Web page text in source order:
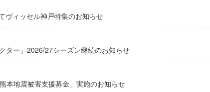
ヴィッセル神戸特集のお知らせ
ター」2026/27シーズン継続のお知らせ
本地震被害支援募金」実施のお知らせ